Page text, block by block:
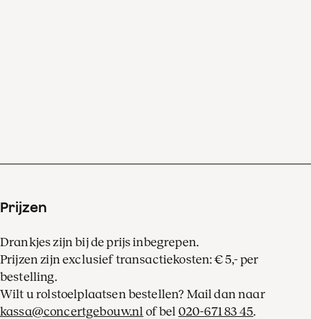
Prijzen
Drankjes zijn bij de prijs inbegrepen.
Prijzen zijn exclusief transactiekosten: € 5,- per
bestelling.
Wilt u rolstoelplaatsen bestellen? Mail dan naar
kassa@concertgebouw.nl of bel 020-671 83 45.